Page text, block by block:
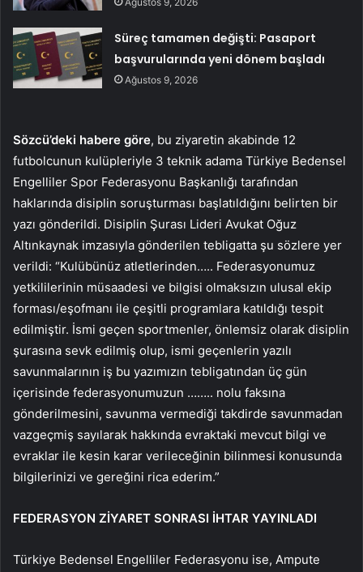
Süreç tamamen değişti: Pasaport
başvurularında yeni dönem başladı
Ağustos 9, 2026
Sözcü’deki habere göre, bu ziyaretin akabinde 12
futbolcunun kulüpleriyle 3 teknik adama Türkiye Bedensel
Engelliler Spor Federasyonu Başkanlığı tarafından
haklarında disiplin soruşturması başlatıldığını belirten bir
yazı gönderildi. Disiplin Şurası Lideri Avukat Oğuz
Altınkaynak imzasıyla gönderilen tebligatta şu sözlere yer
verildi: “Kulübünüz atletlerinden….. Federasyonumuz
yetkililerinin müsaadesi ve bilgisi olmaksızın ulusal ekip
forması/eşofmanı ile çeşitli programlara katıldığı tespit
edilmiştir. İsmi geçen sportmenler, önlemsiz olarak disiplin
şurasına sevk edilmiş olup, ismi geçenlerin yazılı
savunmalarının iş bu yazımızın tebligatından üç gün
içerisinde federasyonumuzun …….. nolu faksına
gönderilmesini, savunma vermediği takdirde savunmadan
vazgeçmiş sayılarak hakkında evraktaki mevcut bilgi ve
evraklar ile kesin karar verileceğinin bilinmesi konusunda
bilgilerinizi ve gereğini rica ederim.”
FEDERASYON ZİYARET SONRASI İHTAR YAYINLADI
Türkiye Bedensel Engelliler Federasyonu ise, Ampute